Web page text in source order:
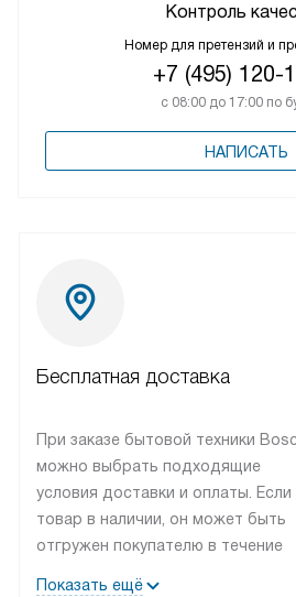
Контроль
Номер для претензий и
+7 (495) 120-
с 08:00 до 17:00 по
НАПИСАТЬ
Бесплатная доставка
При заказе бытовой техники
можно выбрать подходящие
условия доставки и оплаты. Если
товар в наличии, он может быть
отгружен покупателю в течение
Показать ещё